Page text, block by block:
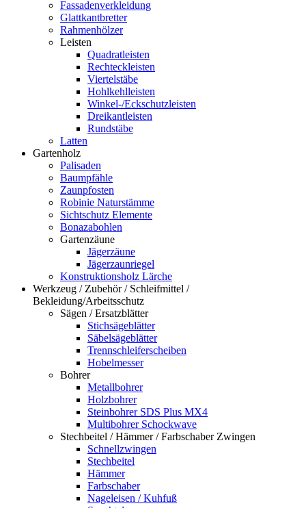
Fassadenverkleidung
Glattkantbretter
Rahmenhölzer
Leisten
Quadratleisten
Rechteckleisten
Viertelstäbe
Hohlkehlleisten
Winkel-/Eckschutzleisten
Dreikantleisten
Rundstäbe
Latten
Gartenholz
Palisaden
Baumpfähle
Zaunpfosten
Robinie Naturstämme
Sichtschutz Elemente
Bonazabohlen
Gartenzäune
Jägerzäune
Jägerzaunriegel
Konstruktionsholz Lärche
Werkzeug / Zubehör / Schleifmittel /
Bekleidung/Arbeitsschutz
Sägen / Ersatzblätter
Stichsägeblätter
Säbelsägeblätter
Trennschleiferscheiben
Hobelmesser
Bohrer
Metallbohrer
Holzbohrer
Steinbohrer SDS Plus MX4
Multibohrer Schockwave
Stechbeitel / Hämmer / Farbschaber Zwingen
Schnellzwingen
Stechbeitel
Hämmer
Farbschaber
Nageleisen / Kuhfuß